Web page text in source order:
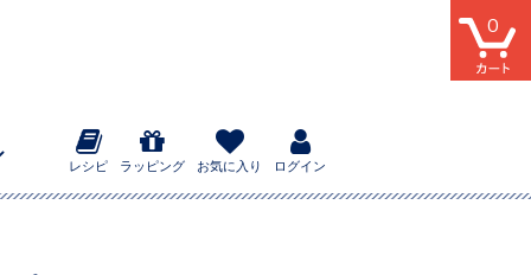
レシピ ラッピング お気に入り ログイン
0